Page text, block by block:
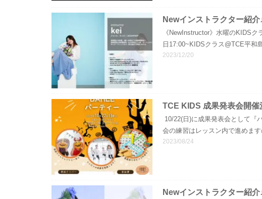
Newインストラクター紹介
《NewInstructor》水曜のKIDS
日17:00~KIDSクラス@TCE平和
2023/12/20
TCE KIDS 成果発表会開催
10/22(日)に成果発表会として『
会の練習はレッスン内で進めま
2023/08/24
Newインストラクター紹介